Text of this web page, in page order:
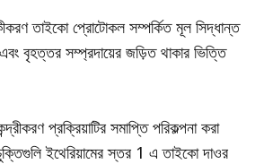
তাইকো প্রোটোকল সম্পর্কিত মূল সিদ্ধান্ত
বৃহত্তর সম্প্রদায়ের জড়িত থাকার ভিত্তি
প্রক্রিয়াটির সমাপ্তি পরিকল্পনা করা
ইথেরিয়ামের স্তর 1 এ তাইকো দাওর